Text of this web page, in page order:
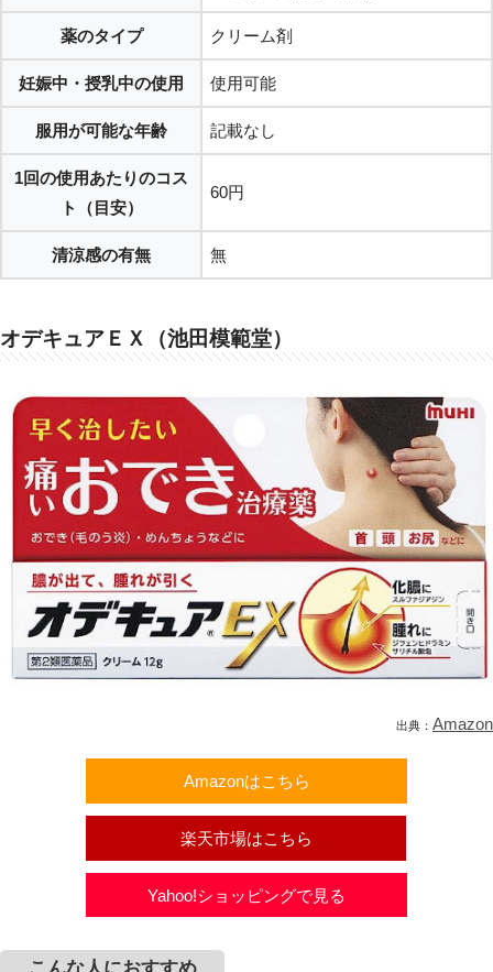
薬のタイプ クリーム剤
妊娠中・授乳中の使用 使用可能
服用が可能な年齢 記載なし
1回の使用あたりのコス
ト（目安）
60円
清涼感の有無 無
オデキュアＥＸ（池田模範堂）
出典： Amazon
Amazonはこちら
楽天市場はこちら
Yahoo!ショッピングで見る